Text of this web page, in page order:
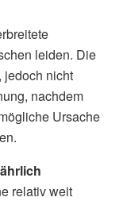
leiden. Die
jedoch nicht
nachdem
Ursache
relativ weit